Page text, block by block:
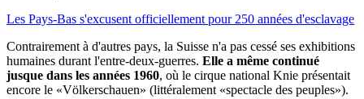
Les Pays-Bas s'excusent officiellement pour 250 années d'esclavage
Contrairement à d'autres pays, la Suisse n'a pas cessé ses exhibitions
humaines durant l'entre-deux-guerres. Elle a même continué
jusque dans les années 1960, où le cirque national Knie présentait
encore le «Völkerschauen» (littéralement «spectacle des peuples»).